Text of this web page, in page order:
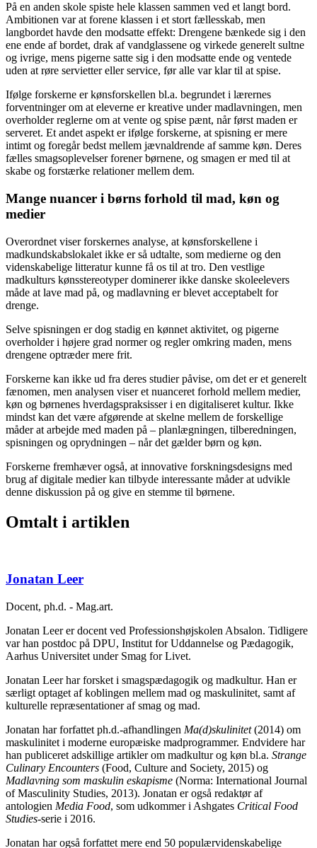
På en anden skole spiste hele klassen sammen ved et langt bord.
Ambitionen var at forene klassen i et stort fællesskab, men
langbordet havde den modsatte effekt: Drengene bænkede sig i den
ene ende af bordet, drak af vandglassene og virkede generelt sultne
og ivrige, mens pigerne satte sig i den modsatte ende og ventede
uden at røre servietter eller service, før alle var klar til at spise.
Ifølge forskerne er kønsforskellen bl.a. begrundet i lærernes
forventninger om at eleverne er kreative under madlavningen, men
overholder reglerne om at vente og spise pænt, når først maden er
serveret. Et andet aspekt er ifølge forskerne, at spisning er mere
intimt og foregår bedst mellem jævnaldrende af samme køn. Deres
fælles smagsoplevelser forener børnene, og smagen er med til at
skabe og forstærke relationer mellem dem.
Mange nuancer i børns forhold til mad, køn og
medier
Overordnet viser forskernes analyse, at kønsforskellene i
madkundskabslokalet ikke er så udtalte, som medierne og den
videnskabelige litteratur kunne få os til at tro. Den vestlige
madkulturs kønsstereotyper dominerer ikke danske skoleelevers
måde at lave mad på, og madlavning er blevet acceptabelt for
drenge.
Selve spisningen er dog stadig en kønnet aktivitet, og pigerne
overholder i højere grad normer og regler omkring maden, mens
drengene optræder mere frit.
Forskerne kan ikke ud fra deres studier påvise, om det er et generelt
fænomen, men analysen viser et nuanceret forhold mellem medier,
køn og børnenes hverdagspraksisser i en digitaliseret kultur. Ikke
mindst kan det være afgørende at skelne mellem de forskellige
måder at arbejde med maden på – planlægningen, tilberedningen,
spisningen og oprydningen – når det gælder børn og køn.
Forskerne fremhæver også, at innovative forskningsdesigns med
brug af digitale medier kan tilbyde interessante måder at udvikle
denne diskussion på og give en stemme til børnene.
Omtalt i artiklen
Jonatan Leer
Docent, ph.d. - Mag.art.
Jonatan Leer er docent ved Professionshøjskolen Absalon. Tidligere
var han postdoc på DPU, Institut for Uddannelse og Pædagogik,
Aarhus Universitet under Smag for Livet.
Jonatan Leer har forsket i smagspædagogik og madkultur. Han er
særligt optaget af koblingen mellem mad og maskulinitet, samt af
kulturelle repræsentationer af smag og mad.
Jonatan har forfattet ph.d.-afhandlingen Ma(d)skulinitet(2014) om
maskulinitet i moderne europæiske madprogrammer. Endvidere har
han publiceret adskillige artikler om madkultur og køn bl.a. Strange
Culinary Encounters (Food, Culture and Society, 2015) og
Madlavning som maskulin eskapisme (Norma: International Journal
of Masculinity Studies, 2013). Jonatan er også redaktør af
antologien Media Food, som udkommer i Ashgates Critical Food
Studies-serie i 2016.
Jonatan har også forfattet mere end 50 populærvidenskabelige